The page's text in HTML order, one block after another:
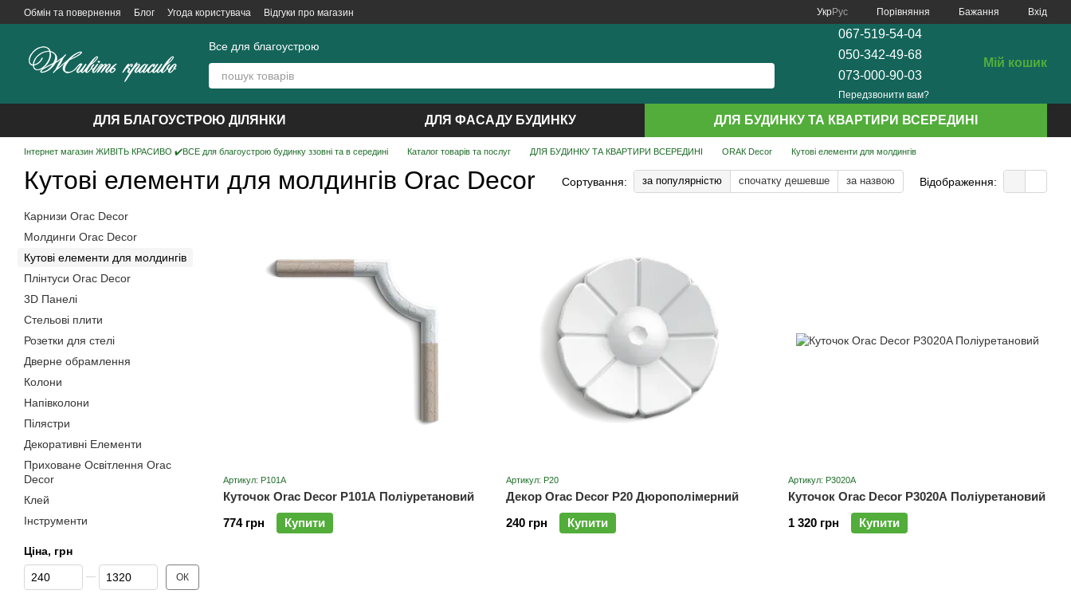
Перейти до основного контенту
Обмін та повернення Блог Угода користувача Відгуки про магазин УкрРус Порівняння Бажання Вхід
Все для благоустрою
067-519-54-04
050-342-49-68
073-000-90-03
Передзвонити вам?
Мій кошик
ДЛЯ БЛАГОУСТРОЮ ДІЛЯНКИ ДЛЯ ФАСАДУ БУДИНКУ ДЛЯ БУДИНКУ ТА КВАРТИРИ ВСЕРЕДИНІ
Інтернет магазин ЖИВІТЬ КРАСИВО ✔️ВСЕ для благоустрою будинку ззовні та в середині Каталог товарів та послуг ДЛЯ БУДИНКУ ТА КВАРТИРИ ВСЕРЕДИНІ ОRАК Decor Кутові елементи для молдингів
Кутові елементи для молдингів Orac Decor Сортування: за популярністю спочатку дешевше за назвою Відображення:
Артикул: P101A
Куточок Orac Decor P101A Поліуретановий
774 грн
Купити
Артикул: P20
Декор Orac Decor P20 Дюрополімерний
240 грн
Купити
Артикул: P3020A
Куточок Orac Decor P3020A Поліуретановий
1 320 грн
Купити
Карнизи Orac Decor
Молдинги Orac Decor
Кутові елементи для молдингів
Плінтуси Orac Decor
3D Панелі
Стельові плити
Розетки для стелі
Дверне обрамлення
Колони
Напівколони
Пілястри
Декоративні Елементи
Приховане Освітлення Orac
Decor
Клей
Інструменти
Ціна, грн
Від Ціна, грн
До Ціна, грн ОК